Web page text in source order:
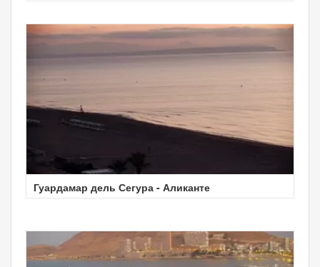
Гуардамар дель Сегура - Аликанте